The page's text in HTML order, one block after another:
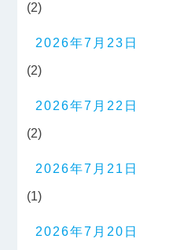
(2)
2026年7月23日
(2)
2026年7月22日
(2)
2026年7月21日
(1)
2026年7月20日